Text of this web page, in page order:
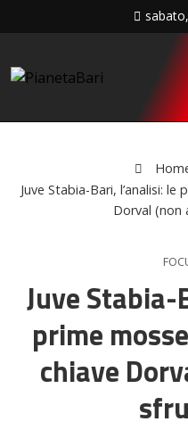
Juve Stabia-Bari, l’analisi:
Dorval (non
Juve Stabia-
prime
chiave